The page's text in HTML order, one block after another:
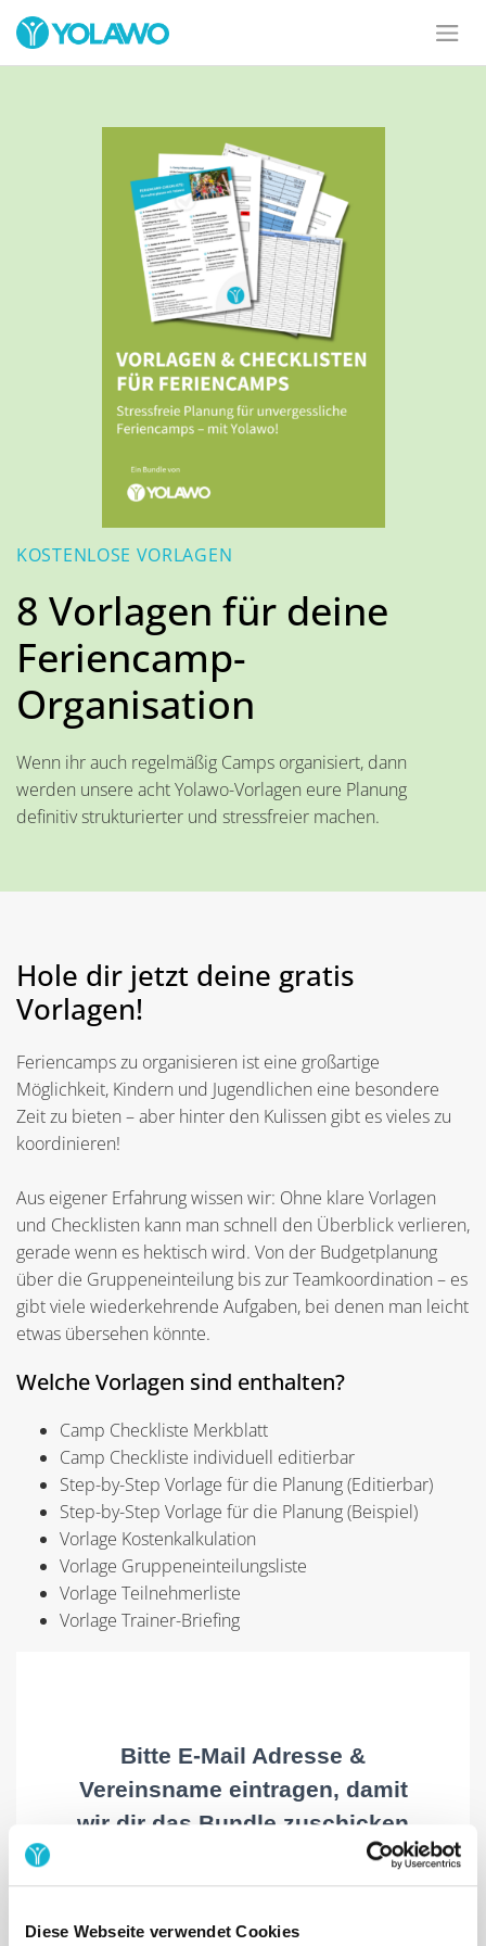
Diese Webseite verwendet Cookies
KOSTENLOSE VORLAGEN
8 Vorlagen für deine
Feriencamp-
Organisation
Wenn ihr auch regelmäßig Camps organisiert, dann
werden unsere acht Yolawo-Vorlagen eure Planung
definitiv strukturierter und stressfreier machen.
Hole dir jetzt deine gratis
Vorlagen!
Feriencamps zu organisieren ist eine großartige
Möglichkeit, Kindern und Jugendlichen eine besondere
Zeit zu bieten – aber hinter den Kulissen gibt es vieles zu
koordinieren!
Aus eigener Erfahrung wissen wir: Ohne klare Vorlagen
und Checklisten kann man schnell den Überblick verlieren,
gerade wenn es hektisch wird. Von der Budgetplanung
über die Gruppeneinteilung bis zur Teamkoordination – es
gibt viele wiederkehrende Aufgaben, bei denen man leicht
etwas übersehen könnte.
Welche Vorlagen sind enthalten?
Camp Checkliste Merkblatt
Camp Checkliste individuell editierbar
Step-by-Step Vorlage für die Planung (Editierbar)
Step-by-Step Vorlage für die Planung (Beispiel)
Vorlage Kostenkalkulation
Vorlage Gruppeneinteilungsliste
Vorlage Teilnehmerliste
Vorlage Trainer-Briefing